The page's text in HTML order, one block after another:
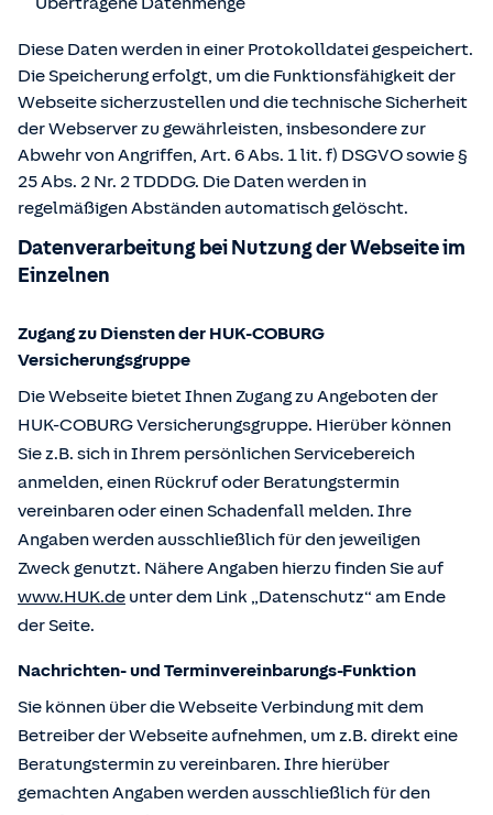
Diese Daten werden in einer Protokolldatei gespeichert.
Die Speicherung erfolgt, um die Funktionsfähigkeit der
Webseite sicherzustellen und die technische Sicherheit
der Webserver zu gewährleisten, insbesondere zur
Abwehr von Angriffen, Art. 6 Abs. 1 lit. f) DSGVO sowie §
25 Abs. 2 Nr. 2 TDDDG. Die Daten werden in
regelmäßigen Abständen automatisch gelöscht.
Datenverarbeitung bei Nutzung der Webseite im
Einzelnen
Zugang zu Diensten der HUK-COBURG
Versicherungsgruppe
Die Webseite bietet Ihnen Zugang zu Angeboten der
HUK-COBURG Versicherungsgruppe. Hierüber können
Sie z.B. sich in Ihrem persönlichen Servicebereich
anmelden, einen Rückruf oder Beratungstermin
vereinbaren oder einen Schadenfall melden. Ihre
Angaben werden ausschließlich für den jeweiligen
Zweck genutzt. Nähere Angaben hierzu finden Sie auf
www.HUK.de unter dem Link „Datenschutz“ am Ende
der Seite.
Nachrichten- und Terminvereinbarungs-Funktion
Sie können über die Webseite Verbindung mit dem
Betreiber der Webseite aufnehmen, um z.B. direkt eine
Beratungstermin zu vereinbaren. Ihre hierüber
gemachten Angaben werden ausschließlich für den